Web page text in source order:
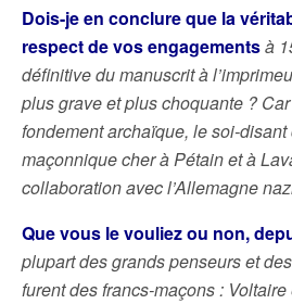
Dois-je en conclure que la
respect de vos engagementsà
définitive du manuscrit à
plus grave et plus choquante ?
fondement archaïque, le soi-
maçonnique cher à Pétain et à
collaboration avec l’Allemagne
Que vous le vouliez ou non,
plupart des grands penseurs et
furent des francs-maçons :